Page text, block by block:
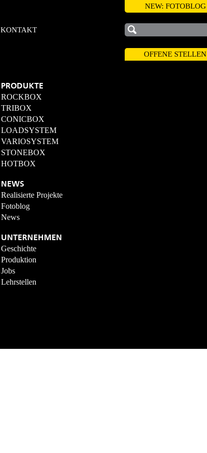
KONTAKT
NEW: FOTOBLOG
OFFENE STELLEN
PRODUKTE
ROCKBOX
TRIBOX
CONICBOX
LOADSYSTEM
VARIOSYSTEM
STONEBOX
HOTBOX
NEWS
Realisierte Projekte
Fotoblog
News
UNTERNEHMEN
Geschichte
Produktion
Jobs
Lehrstellen